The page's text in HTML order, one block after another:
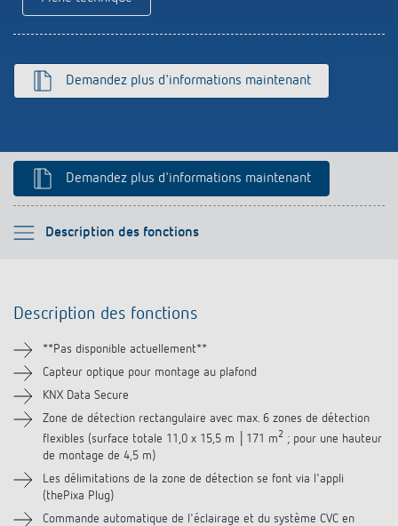
Références
Télérupteur impulsionnel OKTO de Theben
Demandez plus d'informations maintenant
Demandez plus d'informations maintenant
Description des fonctions
Veuillez sélectionner
Informations techniques
Téléchargements
Vidéos
Accessoires
Produits similaires
Description des fonctions
**Pas disponible actuellement**
Capteur optique pour montage au plafond
KNX Data Secure
Zone de détection rectangulaire avec max. 6 zones de détection
flexibles (surface totale 11,0 x 15,5 m │171 m2 ; pour une hauteur
de montage de 4,5 m)
Les délimitations de la zone de détection se font via l'appli
(thePixa Plug)
Commande automatique de l'éclairage et du système CVC en